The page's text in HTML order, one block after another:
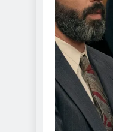
Menarik Tentang
Simulator